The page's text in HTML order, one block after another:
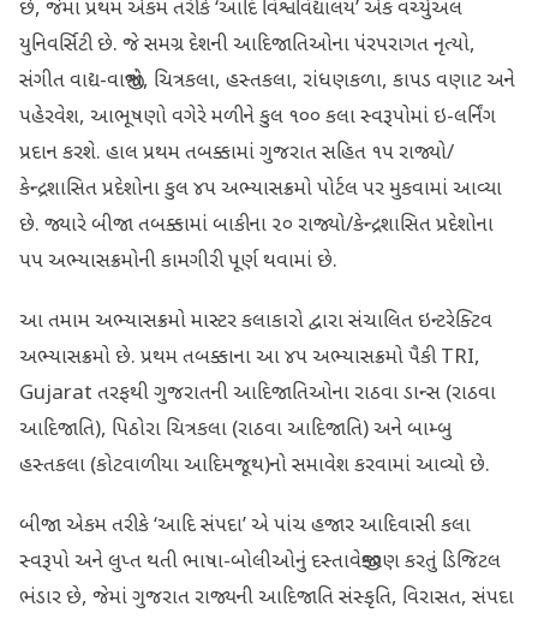
છે, જેમાં પ્રથમ એકમ તરીકે ‘આદિ વિશ્વવિદ્યાલય’ એક વર્ચ્યુઅલ
યુનિવર્સિટી છે. જે સમગ્ર દેશની આદિજાતિઓના પંરપરાગત નૃત્યો,
સંગીત વાદ્ય-વાજીંત્રો, ચિત્રકલા, હસ્તકલા, રાંધણકળા, કાપડ વણાટ અને
પહેરવેશ, આભૂષણો વગેરે મળીને કુલ ૧૦૦ કલા સ્વરૂપોમાં ઇ-લર્નિંગ
પ્રદાન કરશે. હાલ પ્રથમ તબક્કામાં ગુજરાત સહિત ૧૫ રાજ્યો/
કેન્દ્રશાસિત પ્રદેશોના કુલ ૪૫ અભ્યાસક્રમો પોર્ટલ પર મુકવામાં આવ્યા
છે. જ્યારે બીજા તબક્કામાં બાકીના ૨૦ રાજ્યો/કેન્દ્રશાસિત પ્રદેશોના
૫૫ અભ્યાસક્રમોની કામગીરી પૂર્ણ થવામાં છે.
આ તમામ અભ્યાસક્રમો માસ્ટર કલાકારો દ્વારા સંચાલિત ઇન્ટરેક્ટિવ
અભ્યાસક્રમો છે. પ્રથમ તબક્કાના આ ૪૫ અભ્યાસક્રમો પૈકી TRI,
Gujarat તરફથી ગુજરાતની આદિજાતિઓના રાઠવા ડાન્સ (રાઠવા
આદિજાતિ), પિઠોરા ચિત્રકલા (રાઠવા આદિજાતિ) અને બામ્બુ
હસ્તકલા (કોટવાળીયા આદિમજૂથ)નો સમાવેશ કરવામાં આવ્યો છે.
બીજા એકમ તરીકે ‘આદિ સંપદા’ એ પાંચ હજાર આદિવાસી કલા
સ્વરૂપો અને લુપ્ત થતી ભાષા-બોલીઓનું દસ્તાવેજીકરણ કરતું ડિજિટલ
ભંડાર છે, જેમાં ગુજરાત રાજ્યની આદિજાતિ સંસ્કૃતિ, વિરાસત, સંપદા